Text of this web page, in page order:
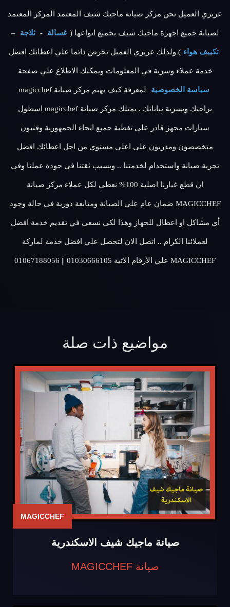
عزيزي العميل نحن مركز صيانه ماجيك شيف المعتمد المركز المعتمد
لصيانة جميع اجهزة ماجيك شيف بجميع انواعها ( غسالة - ثلاجة –
تكييف هواء ) ولذلك عزيزي العميل نحرص دائما علي اعطائك افضل
خدمة عملاء وسرية في المعلومات ويمكنك الاطلاع علي صفحة
سياسة الخصوصية لمعرفة كيف يهتم مركز صيانة magicchef
براحتك وبسرية بياناتك . يمتلك مركز صيانة magicchef اسطول
سيارات مجهز قادر علي تغطية جميع انحاء الجمهورية وفنيون
متخصصون ومدربون علي اعلي مستوي من اجل اعطائك افضل
تجربة صيانة واستخدام لخدمتنا .. وبسبب ثقتنا في جودة عملنا وفي
ان قطع غيارنا اصلية 100% نعطي لكل عملاء مركز صيانة
MAGICCHEF ضمان عام علي الصيانة ومتابعة دورية في حالة وجود
أي مشاكل او اعطال للجهاز وهذا لكي نسعي في تقديم خدمة افضل
لعملائنا الكرام .. اتصل الان لتحصل علي افضل خدمة لماركة
MAGICCHEF علي الأرقام الاتية 01030666105 || 01067188056
مواضيع ذات صلة
MAGICCHEF
صيانة ماجيك شيف الاسكندرية
صيانة MAGICCHEF